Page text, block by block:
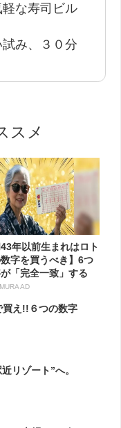
な寿司ビル
み、３０分
スメ
43年以前生まれはロト
数字を買うべき】6つ
「完全一致」する
AD
買え!!６つの数字
リゾート”へ。